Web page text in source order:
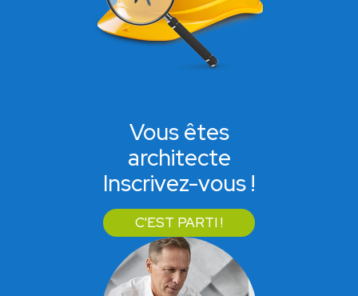
Vous êtes
architecte
Inscrivez-vous !
C'EST PARTI !